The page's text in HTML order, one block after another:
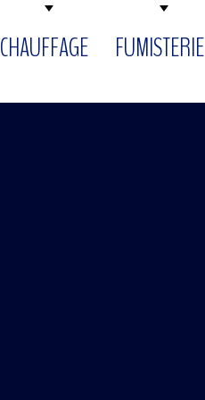
CHAUFFAGE FUMISTERIE